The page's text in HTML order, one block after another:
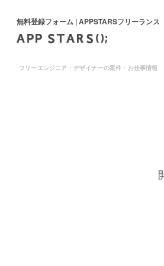
無料登録フォーム | APPSTARSフリーランス
フリーエンジニア・デザイナーの案件・お仕事情報